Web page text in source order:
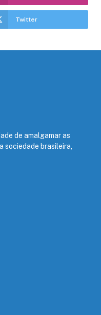
Twitter
de amalgamar as
sociedade brasileira,